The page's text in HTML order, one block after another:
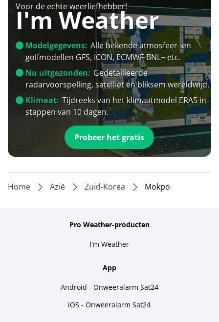
Voor de echte weerliefhebber!
I'm Weather
Modelgegevens: Alle bekende atmosfeer- en
golfmodellen GFS, ICON, ECMWF-BNL+ etc.
Nu uitgezonden: Gedetailleerde
radarvoorspelling, satelliet en bliksem wereldwijd.
Klimaat: Tijdreeks van het klimaatmodel ERA5 in
stappen van 10 dagen.
Probeer het gratis
Home Azië Zuid-Korea Mokpo
Pro Weather-producten
I'm Weather
App
Android - Onweeralarm Sat24
iOS - Onweeralarm Sat24